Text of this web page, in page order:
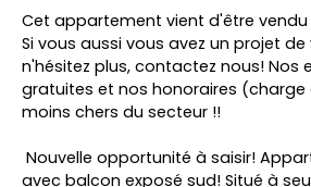
Cet appartement vient d'être
Si vous aussi vous avez un projet
n'hésitez plus, contactez nous! Nos
gratuites et nos honoraires (charge
moins chers du secteur !!
Nouvelle opportunité à saisir!
avec balcon exposé sud! Situé à